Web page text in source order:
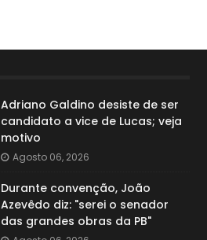
Adriano Galdino desiste de ser
candidato a vice de Lucas; veja
motivo
Agosto 06, 2026
Durante convenção, João
Azevêdo diz: "serei o senador
das grandes obras da PB"